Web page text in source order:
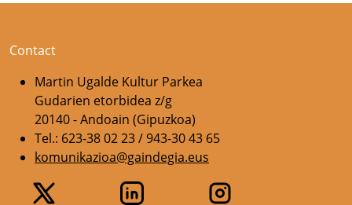
Contact
Martin Ugalde Kultur Parkea
Gudarien etorbidea z/g
20140 - Andoain (Gipuzkoa)
Tel.: 623-38 02 23 / 943-30 43 65
komunikazioa@gaindegia.eus